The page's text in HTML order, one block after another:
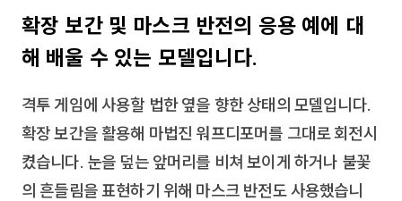
확장 보간 및 마스크 반전의 응용 예에 대
해 배울 수 있는 모델입니다.
격투 게임에 사용할 법한 옆을 향한 상태의 모델입니다.
확장 보간을 활용해 마법진 워프디포머를 그대로 회전시
켰습니다. 눈을 덮는 앞머리를 비쳐 보이게 하거나 불꽃
의 흔들림을 표현하기 위해 마스크 반전도 사용했습니